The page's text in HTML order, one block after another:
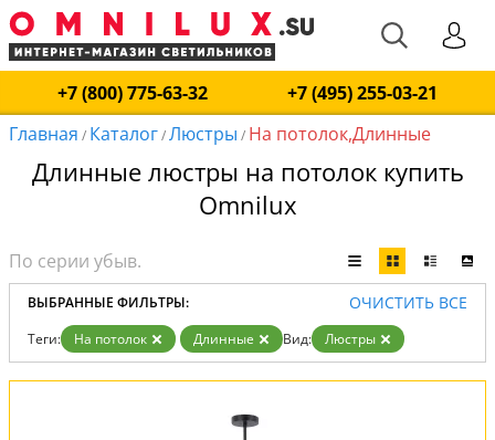
+7 (800) 775-63-32
+7 (495) 255-03-21
Главная / Каталог/Люстры / На потолок,Длинные
Длинные люстры на потолок купить
Omnilux
ВЫБРАННЫЕ ФИЛЬТРЫ: ОЧИСТИТЬ ВСЕ
Теги: На потолок Длинные Вид: Люстры